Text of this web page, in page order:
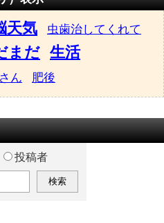
天気
虫歯治してくれて
まだ 生活
ん 肥後
投稿者